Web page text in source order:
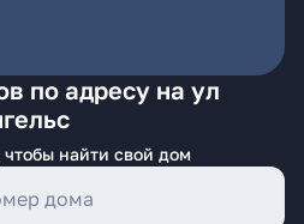
по адресу на ул
чтобы найти свой дом